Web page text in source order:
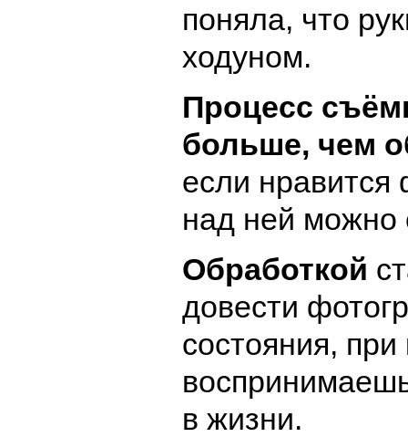
поняла, что
ходуном.
Процесс
больше, чем
если нравится
над ней можно
Обработкой
довести
состояния, при
в жизни.